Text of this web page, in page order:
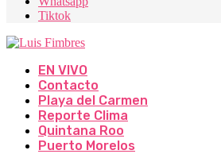
Tiktok
EN VIVO
Contacto
Playa del Carmen
Reporte Clima
Quintana Roo
Puerto Morelos